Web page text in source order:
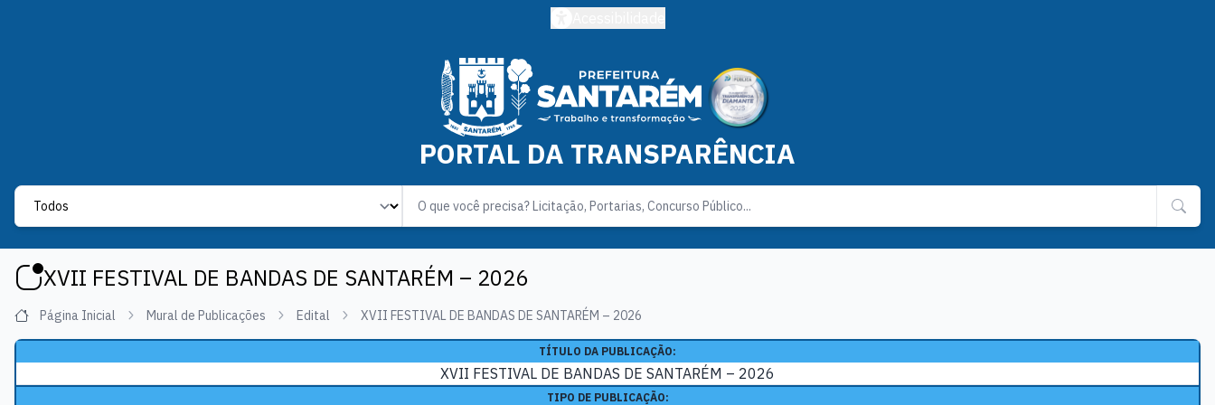
PORTAL DA TRANSPARÊNCIA
Label
XVII FESTIVAL DE BANDAS DE SANTARÉM – 2026
Página Inicial Mural de Publicações Edital XVII FESTIVAL DE BANDAS DE SANTARÉM – 2026
TÍTULO DA PUBLICAÇÃO:
XVII FESTIVAL DE BANDAS DE SANTARÉM – 2026
TIPO DE PUBLICAÇÃO: